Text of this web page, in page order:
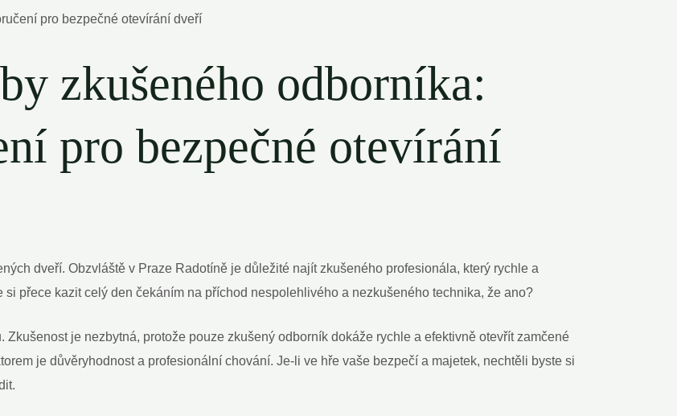
zkušeného odborníka:
pro bezpečné otevírání
dveří. Obzvláště v Praze Radotíně je důležité najít zkušeného profesionála, který rychle a
přece kazit celý den čekáním na příchod nespolehlivého a nezkušeného technika, že ano?
je nezbytná, protože pouze zkušený odborník dokáže rychle a efektivně otevřít zamčené
je důvěryhodnost a profesionální chování. Je-li ve hře vaše bezpečí a majetek, nechtěli byste si